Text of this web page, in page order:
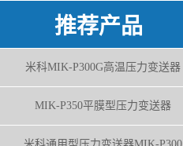
推荐产品
米科MIK-P300G高温压力变送器
MIK-P350平膜型压力变送器